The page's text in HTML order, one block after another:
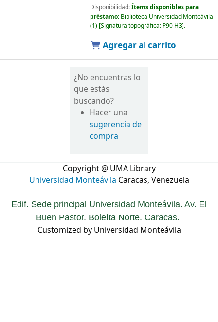
Disponibilidad:Ítems disponibles para
préstamo: Biblioteca Universidad Monteávila
(1) Signatura topográfica: P90 H3 .
Agregar al carrito
¿No encuentras lo
que estás
buscando?
Hacer una
sugerencia de
compra
Copyright @ UMA Library
Universidad Monteávila Caracas, Venezuela
Edif. Sede principal Universidad Monteávila. Av. El
Buen Pastor. Boleíta Norte. Caracas.
Customized by Universidad Monteávila